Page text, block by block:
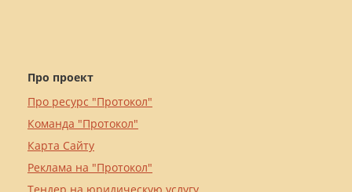
Про проект
Про ресурс "Протокол"
Команда "Протокол"
Карта Сайту
Реклама на "Протокол"